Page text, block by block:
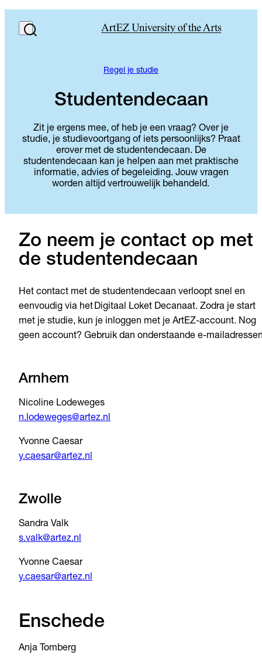
Regel je studie
Studentendecaan
Zit je ergens mee, of heb je een vraag? Over je
studie, je studievoortgang of iets persoonlijks? Praat
erover met de studentendecaan. De
studentendecaan kan je helpen aan met praktische
informatie, advies of begeleiding. Jouw vragen
worden altijd vertrouwelijk behandeld.
Zo neem je contact op met
de studentendecaan
Het contact met de studentendecaan verloopt snel en
eenvoudig via het Digitaal Loket Decanaat. Zodra je start
met je studie, kun je inloggen met je ArtEZ-account. Nog
geen account? Gebruik dan onderstaande e-
Arnhem
Nicoline Lodeweges
n.lodeweges@artez.nl
Yvonne Caesar
y.caesar@artez.nl
Zwolle
Sandra Valk
s.valk@artez.nl
Yvonne Caesar
y.caesar@artez.nl
Enschede
Anja Tomberg